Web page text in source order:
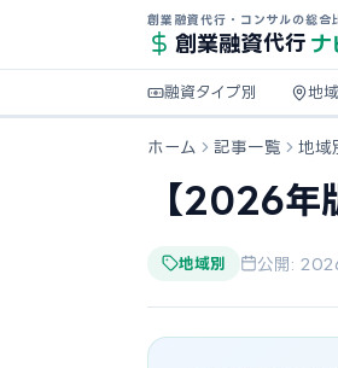
創業融資代行・コンサルの総合
創業融資代行 ナ
融資タイプ別 地
ホーム 記事一覧 地域
【2026年
地域別 公開: